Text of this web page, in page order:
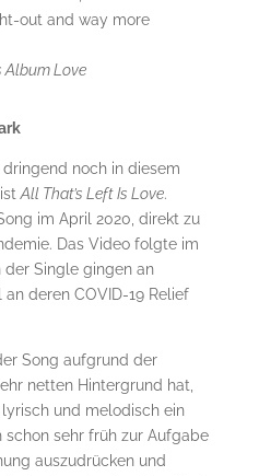
out and way more
AlbumLove
noch in diesem
istAll That’s Left Is Love.
im April 2020, direkt zu
Das Video folgte im
der Single gingen an
deren COVID-19 Relief
Song aufgrund der
netten Hintergrund hat,
und melodisch ein
schon sehr früh zur Aufgabe
auszudrücken und